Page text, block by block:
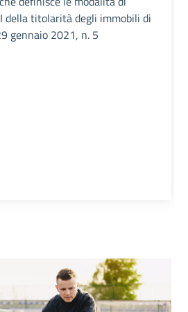
della titolarità degli immobili di
gennaio 2021, n. 5